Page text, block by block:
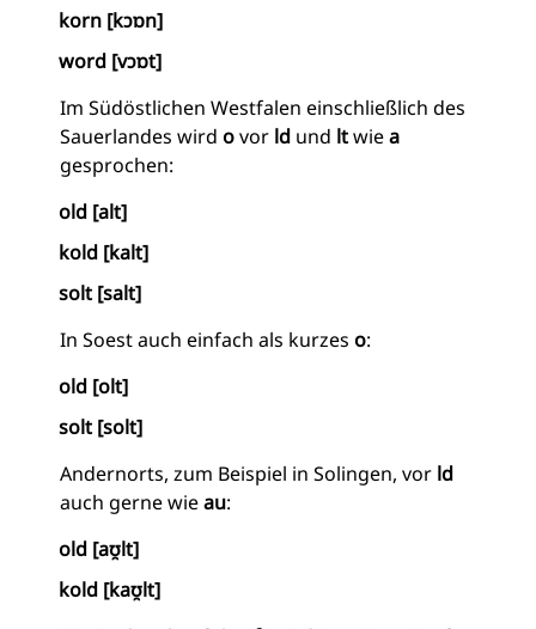
korn [kɔɒn]
word [vɔɒt]
Im Südöstlichen Westfalen einschließlich des
Sauerlandes wird ovor ld und ltwiea
gesprochen:
old [alt]
kold [kalt]
solt [salt]
In Soest auch einfach als kurzes o:
old [olt]
solt [solt]
Andernorts, zum Beispiel in Solingen, vor ld
auch gerne wieau:
old [aʊ̯lt]
kold [kaʊ̯lt]